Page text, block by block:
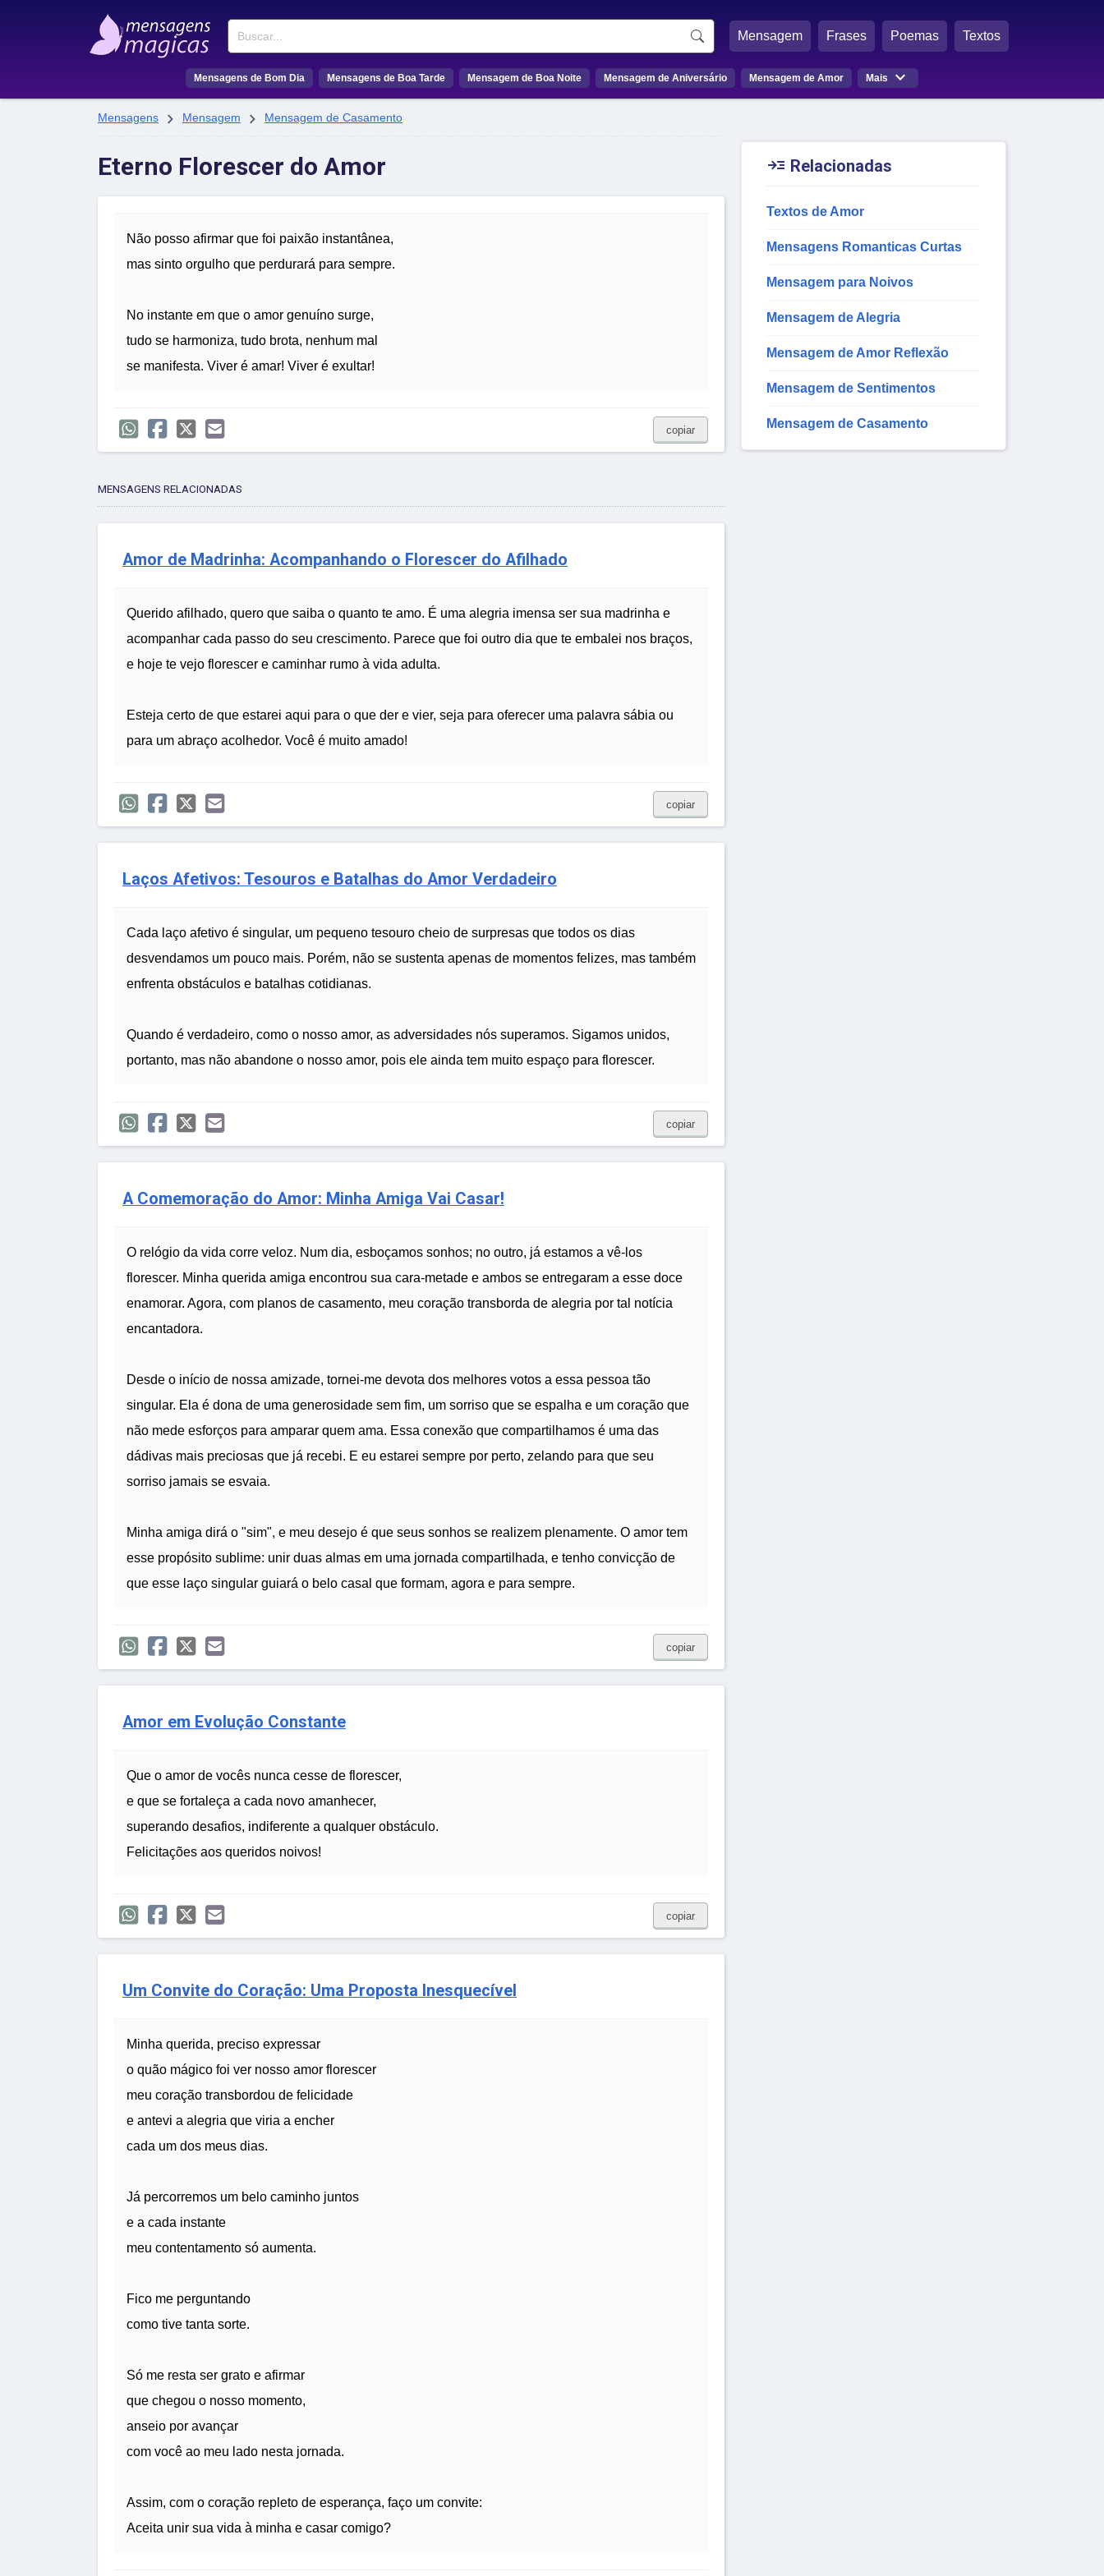
Buscar Mensagem Frases Poemas Textos
Mensagens de Bom Dia Mensagens de Boa Tarde Mensagem de Boa Noite Mensagem de Aniversário Mensagem de Amor Mais 
Mensagens  Mensagem  Mensagem de Casamento
Eterno Florescer do Amor
Não posso afirmar que foi paixão instantânea,
mas sinto orgulho que perdurará para sempre.
No instante em que o amor genuíno surge,
tudo se harmoniza, tudo brota, nenhum mal
se manifesta. Viver é amar! Viver é exultar!
copiar
MENSAGENS RELACIONADAS
Amor de Madrinha: Acompanhando o Florescer do Afilhado
Querido afilhado, quero que saiba o quanto te amo. É uma alegria imensa ser sua madrinha e
acompanhar cada passo do seu crescimento. Parece que foi outro dia que te embalei nos braços,
e hoje te vejo florescer e caminhar rumo à vida adulta.
Esteja certo de que estarei aqui para o que der e vier, seja para oferecer uma palavra sábia ou
para um abraço acolhedor. Você é muito amado!
copiar
Laços Afetivos: Tesouros e Batalhas do Amor Verdadeiro
Cada laço afetivo é singular, um pequeno tesouro cheio de surpresas que todos os dias
desvendamos um pouco mais. Porém, não se sustenta apenas de momentos felizes, mas também
enfrenta obstáculos e batalhas cotidianas.
Quando é verdadeiro, como o nosso amor, as adversidades nós superamos. Sigamos unidos,
portanto, mas não abandone o nosso amor, pois ele ainda tem muito espaço para florescer.
copiar
A Comemoração do Amor: Minha Amiga Vai Casar!
O relógio da vida corre veloz. Num dia, esboçamos sonhos; no outro, já estamos a vê-los
florescer. Minha querida amiga encontrou sua cara-metade e ambos se entregaram a esse doce
enamorar. Agora, com planos de casamento, meu coração transborda de alegria por tal notícia
encantadora.
Desde o início de nossa amizade, tornei-me devota dos melhores votos a essa pessoa tão
singular. Ela é dona de uma generosidade sem fim, um sorriso que se espalha e um coração que
não mede esforços para amparar quem ama. Essa conexão que compartilhamos é uma das
dádivas mais preciosas que já recebi. E eu estarei sempre por perto, zelando para que seu
sorriso jamais se esvaia.
Minha amiga dirá o "sim", e meu desejo é que seus sonhos se realizem plenamente. O amor tem
esse propósito sublime: unir duas almas em uma jornada compartilhada, e tenho convicção de
que esse laço singular guiará o belo casal que formam, agora e para sempre.
copiar
Amor em Evolução Constante
Que o amor de vocês nunca cesse de florescer,
e que se fortaleça a cada novo amanhecer,
superando desafios, indiferente a qualquer obstáculo.
Felicitações aos queridos noivos!
copiar
Um Convite do Coração: Uma Proposta Inesquecível
Minha querida, preciso expressar
o quão mágico foi ver nosso amor florescer
meu coração transbordou de felicidade
e antevi a alegria que viria a encher
cada um dos meus dias.
Já percorremos um belo caminho juntos
e a cada instante
meu contentamento só aumenta.
Fico me perguntando
como tive tanta sorte.
Só me resta ser grato e afirmar
que chegou o nosso momento,
anseio por avançar
com você ao meu lado nesta jornada.
Assim, com o coração repleto de esperança, faço um convite:
Aceita unir sua vida à minha e casar comigo?
 Relacionadas
Textos de Amor
Mensagens Romanticas Curtas
Mensagem para Noivos
Mensagem de Alegria
Mensagem de Amor Reflexão
Mensagem de Sentimentos
Mensagem de Casamento